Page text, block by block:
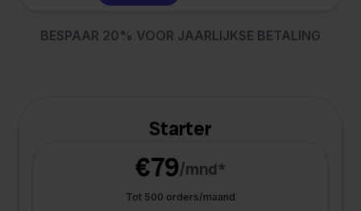
BESPAAR 20% VOOR JAARLIJKSE BETALING
Starter
€79/mnd*
Tot 500 orders/maand